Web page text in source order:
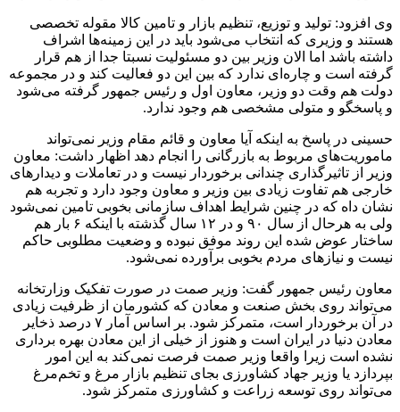
وی افزود: تولید و توزیع، تنظیم بازار و تامین کالا مقوله تخصصی
هستند و وزیری که انتخاب می‌شود باید در این زمینه‌ها اشراف
داشته باشد اما الان وزیر بین دو مسئولیت نسبتا جدا از هم قرار
گرفته است و چاره‌ای ندارد که بین این دو فعالیت کند و در مجموعه
دولت هم وقت دو وزیر، معاون اول و رئیس جمهور گرفته می‌شود
و پاسخگو و متولی مشخصی هم وجود ندارد.
حسینی در پاسخ به اینکه آیا معاون و قائم مقام وزیر نمی‌تواند
ماموریت‌های مربوط به بازرگانی را انجام دهد اظهار داشت: معاون
وزیر از تاثیرگذاری چندانی برخوردار نیست و در تعاملات و دیدارهای
خارجی هم تفاوت زیادی بین وزیر و معاون وجود دارد و تجربه هم
نشان داه که در چنین شرایط اهداف سازمانی بخوبی تامین نمی‌شود
ولی به هرحال از سال ۹۰ و در ۱۲ سال گذشته با اینکه ۶ بار هم
ساختار عوض شده این روند موفق نبوده و وضعیت مطلوبی حاکم
نیست و نیازهای مردم بخوبی برآورده نمی‌شود.
معاون رئیس جمهور گفت: وزیر صمت در صورت تفکیک وزارتخانه
می‌تواند روی بخش صنعت و معادن که کشورمان از ظرفیت زیادی
در آن برخوردار است، متمرکز شود. بر اساس آمار ۷ درصد ذخایر
معادن دنیا در ایران است و هنوز از خیلی از این معادن بهره برداری
نشده است زیرا واقعا وزیر صمت فرصت نمی‌کند به این امور
بپردازد یا وزیر جهاد کشاورزی بجای تنظیم بازار مرغ و تخم‌مرغ
می‌تواند روی توسعه زراعت و کشاورزی متمرکز شود.